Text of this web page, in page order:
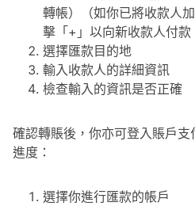
轉帳）（如你已將收款人
擊「+」以向新收款人付款
選擇匯款目的地
輸入收款人的詳細資訊
檢查輸入的資訊是否正確
確認轉賬後，你亦可登入賬戶
進度：
選擇你進行匯款的帳戶